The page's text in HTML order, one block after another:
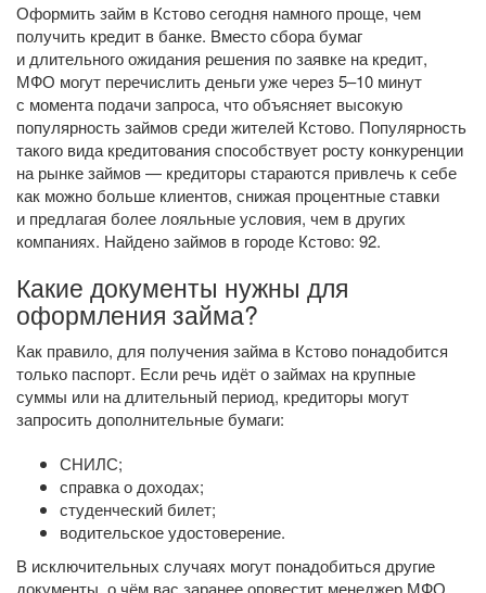
Оформить займ в Кстово сегодня намного проще, чем
получить кредит в банке. Вместо сбора бумаг
и длительного ожидания решения по заявке на кредит,
МФО могут перечислить деньги уже через 5–10 минут
с момента подачи запроса, что объясняет высокую
популярность займов среди жителей Кстово. Популярность
такого вида кредитования способствует росту конкуренции
на рынке займов — кредиторы стараются привлечь к себе
как можно больше клиентов, снижая процентные ставки
и предлагая более лояльные условия, чем в других
компаниях. Найдено займов в городе Кстово: 92.
Какие документы нужны для
оформления займа?
Как правило, для получения займа в Кстово понадобится
только паспорт. Если речь идёт о займах на крупные
суммы или на длительный период, кредиторы могут
запросить дополнительные бумаги:
СНИЛС;
справка о доходах;
студенческий билет;
водительское удостоверение.
В исключительных случаях могут понадобиться другие
документы, о чём вас заранее оповестит менеджер МФО